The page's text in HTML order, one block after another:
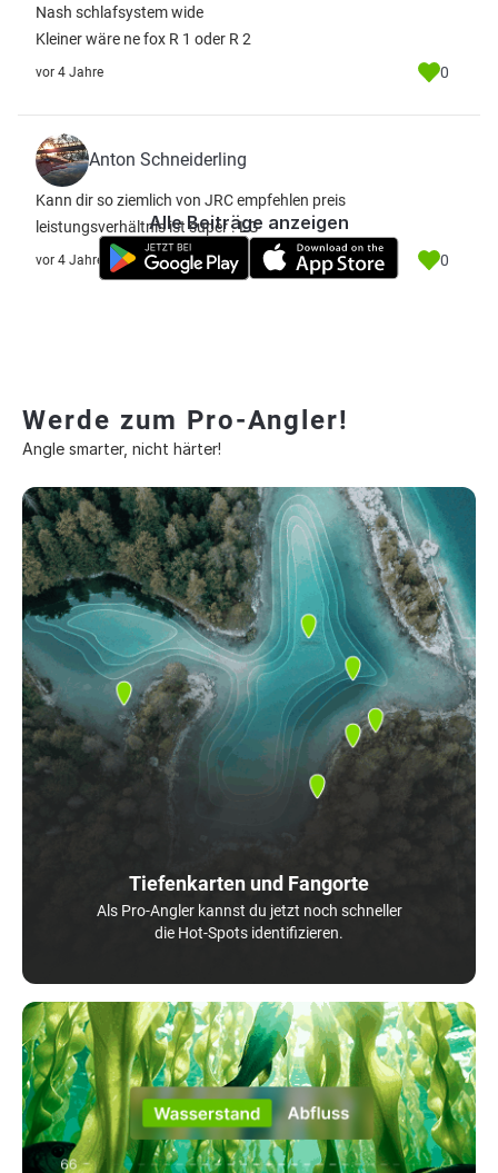
Nash schlafsystem wide
Kleiner wäre ne fox R 1 oder R 2
vor 4 Jahre 0
Anton Schneiderling
Kann dir so ziemlich von JRC empfehlen preis
leistungsverhältnis ist super . LG
vor 4 Jahre 0
Alle Beiträge anzeigen
Werde zum Pro-Angler!
Angle smarter, nicht härter!
Tiefenkarten und Fangorte
Als Pro-Angler kannst du jetzt noch schneller
die Hot-Spots identifizieren.